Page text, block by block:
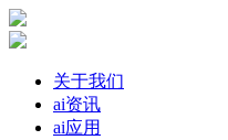
关于我们
ai资讯
ai应用